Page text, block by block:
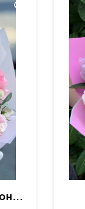
Дизайнерский букет цветов "Моника"